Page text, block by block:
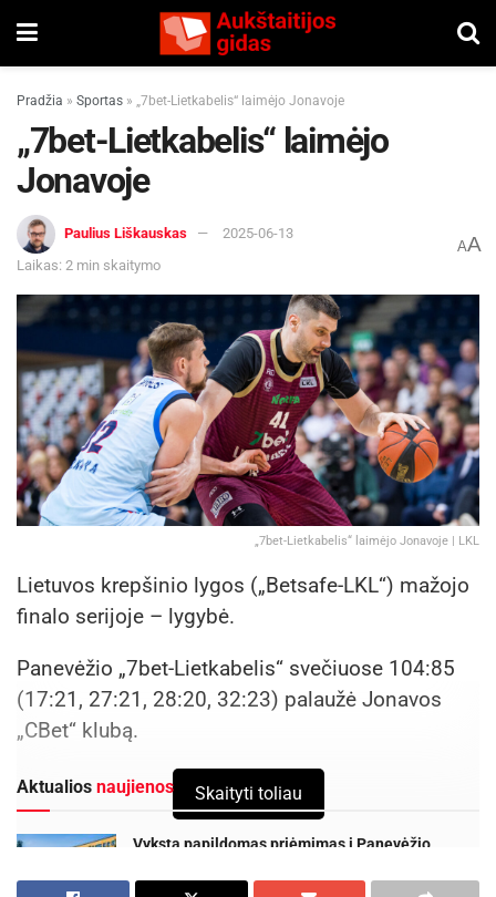
Pradžia » Sportas » „7bet-Lietkabelis“ laimėjo Jonavoje
„7bet-Lietkabelis“ laimėjo
Jonavoje
Paulius Liškauskas
2025-06-13
Laikas: 2 min skaitymo
AA
„7bet-Lietkabelis“ laimėjo Jonavoje | LKL
Lietuvos krepšinio lygos („Betsafe-LKL“) mažojo
finalo serijoje – lygybė.
Panevėžio „7bet-Lietkabelis“ svečiuose 104:85
(17:21, 27:21, 28:20, 32:23) palaužė Jonavos
„CBet“ klubą.
Aktualios naujienos
Vyksta papildomas priėmimas į Panevėžio
finansuojamas studijų vietas
Skaityti toliau